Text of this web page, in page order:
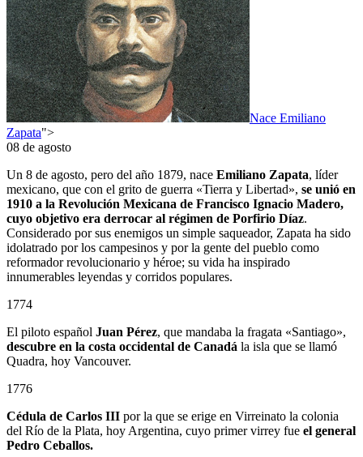
Nace Emiliano
Zapata">
08 de agosto
Un 8 de agosto, pero del año 1879, nace Emiliano Zapata, líder
mexicano, que con el grito de guerra «Tierra y Libertad», se unió en
1910 a la Revolución Mexicana de Francisco Ignacio Madero,
cuyo objetivo era derrocar al régimen de Porfirio Díaz.
Considerado por sus enemigos un simple saqueador, Zapata ha sido
idolatrado por los campesinos y por la gente del pueblo como
reformador revolucionario y héroe; su vida ha inspirado
innumerables leyendas y corridos populares.
1774
El piloto español Juan Pérez, que mandaba la fragata «Santiago»,
descubre en la costa occidental de Canadá la isla que se llamó
Quadra, hoy Vancouver.
1776
Cédula de Carlos III por la que se erige en Virreinato la colonia
del Río de la Plata, hoy Argentina, cuyo primer virrey fue el general
Pedro Ceballos.